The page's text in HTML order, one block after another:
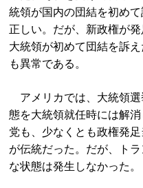
統領が国内の団結を初め
正しい。だが、新政権が
大統領が初めて団結を訴
も異常である。
アメリカでは、大統領選
態を大統領就任時には解
党も、少なくとも政権発
が伝統だった。だが、ト
な状態は発生しなかった。